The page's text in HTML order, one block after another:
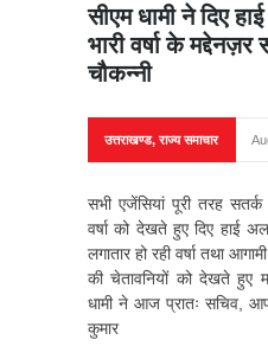
सीएम धामी ने दिए
भारी वर्षा के
चौकन्नी
उत्तराखण्ड,राज्य समाचार
सभी एजेंसियां पूरी तरह
वर्षा को देखते हुए दिए हाई
लगातार हो रही वर्षा तथा
की चेतावनियों को देखते हुए
धामी ने आज प्रातः सचिव,
कुमार